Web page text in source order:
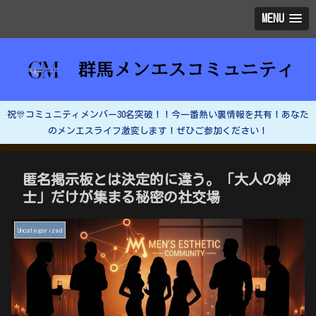
MENU
祝🎊コミュニティメンバー30名突破！！今一番熱い裏情報を共有！あなた
のメンエスライフ激変します！ぜひご参加ください！
匿名掲示板とは決定的に違う。「大人の紳
士」だけが集まる秘密の社交場
Uncategorized